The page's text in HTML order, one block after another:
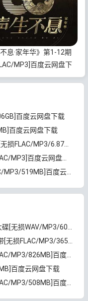
不息·家年华》第1-12期
MP3]百度云网盘下
百度云网盘下载
百度云网盘下载
6.87GB]百度云网盘下载
MP3]百度云网盘下载
519MB]百度云网盘下载
MP3/607MB]百度云网盘下载
365MB]百度云网盘下载
826MB]百度云网盘下载
百度云网盘下载
508MB]百度云网盘下载